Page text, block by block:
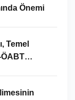
Önemi
Temel
ÖABT